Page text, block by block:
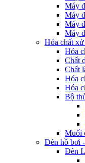
Máy
Máy
Máy
Máy
Hóa chất
Hóa
Chất
Chất
Hóa
Hóa
Bộ
Muối
Đèn hồ bơi
Đèn